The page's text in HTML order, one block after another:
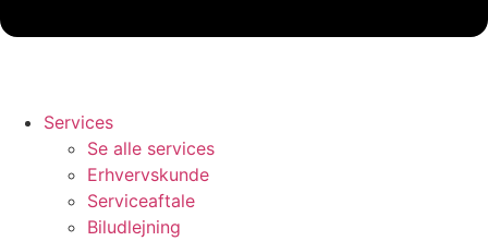
Services
Se alle services
Erhvervskunde
Serviceaftale
Biludlejning